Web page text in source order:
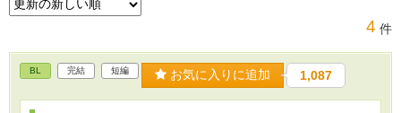
4 件
BL 完結 短編 お気に入りに追加 1,087